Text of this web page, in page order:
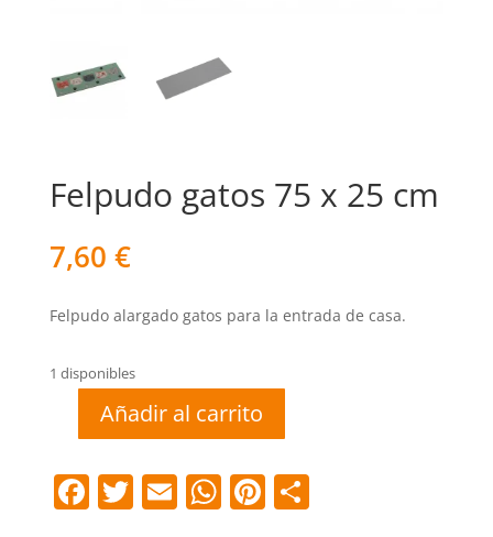
Felpudo gatos 75 x 25 cm
7,60 €
Felpudo alargado gatos para la entrada de casa.
1 disponibles
Felpudo
75
x
Añadir al carrito
F T E W Pi C